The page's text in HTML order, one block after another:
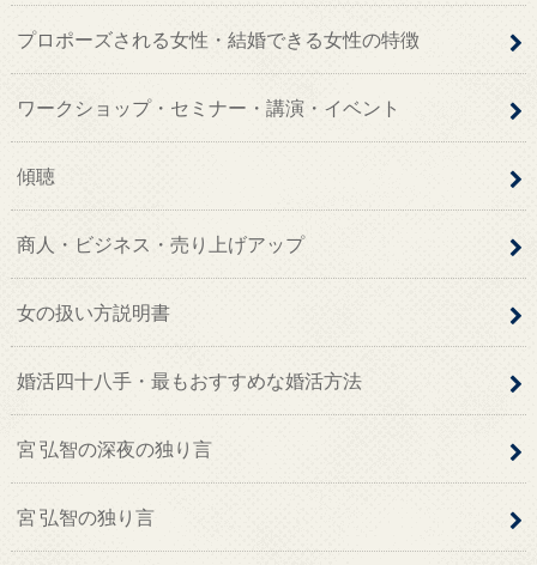
プロポーズされる女性・結婚できる女性の特徴
ワークショップ・セミナー・講演・イベント
傾聴
商人・ビジネス・売り上げアップ
女の扱い方説明書
婚活四十八手・最もおすすめな婚活方法
宮 弘智の深夜の独り言
宮 弘智の独り言